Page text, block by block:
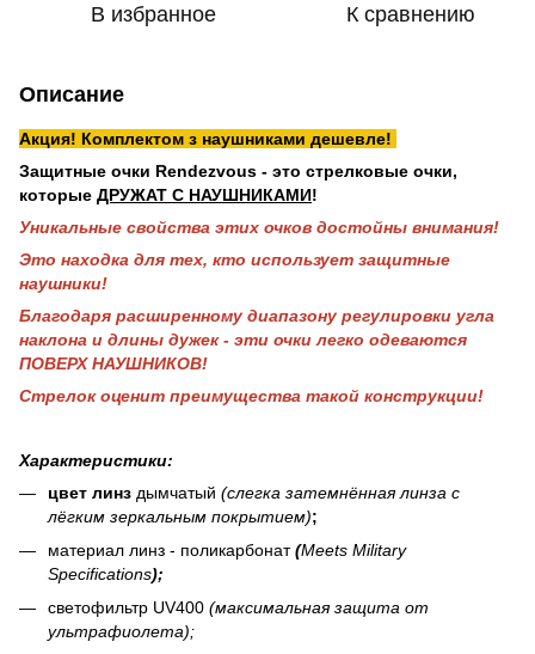
В избранное К сравнению
Описание
Акция! Комплектом з наушниками дешевле!
Защитные очки Rendezvous - это стрелковые очки,
которые ДРУЖАТ С НАУШНИКАМИ!
Уникальные свойства этих очков достойны внимания!
Это находка для тех, кто использует защитные
наушники!
Благодаря расширенному диапазону регулировки угла
наклона и длины дужек - эти очки легко одеваются
ПОВЕРХ НАУШНИКОВ!
Стрелок оценит преимущества такой конструкции!
Характеристики:
цвет линз дымчатый (слегка затемнённая линза с
лёгким зеркальным покрытием);
материал линз - поликарбонат (Meets Military
Specifications);
светофильтр UV400 (максимальная защита от
ультрафиолета);